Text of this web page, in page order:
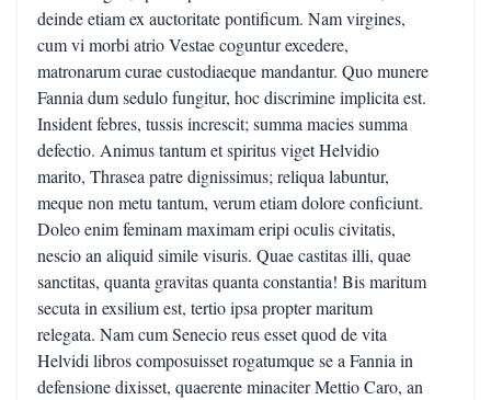
deinde etiam ex auctoritate pontificum. Nam virgines,
cum vi morbi atrio Vestae coguntur excedere,
matronarum curae custodiaeque mandantur. Quo munere
Fannia dum sedulo fungitur, hoc discrimine implicita est.
Insident febres, tussis increscit; summa macies summa
defectio. Animus tantum et spiritus viget Helvidio
marito, Thrasea patre dignissimus; reliqua labuntur,
meque non metu tantum, verum etiam dolore conficiunt.
Doleo enim feminam maximam eripi oculis civitatis,
nescio an aliquid simile visuris. Quae castitas illi, quae
sanctitas, quanta gravitas quanta constantia! Bis maritum
secuta in exsilium est, tertio ipsa propter maritum
relegata. Nam cum Senecio reus esset quod de vita
Helvidi libros composuisset rogatumque se a Fannia in
defensione dixisset, quaerente minaciter Mettio Caro, an